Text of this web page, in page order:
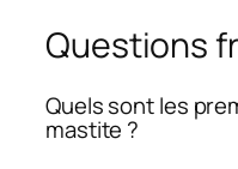
Questions
Quels sont les
mastite ?